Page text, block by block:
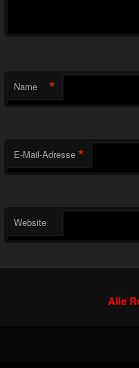
Name *
E-Mail-Adresse *
Website
Alle